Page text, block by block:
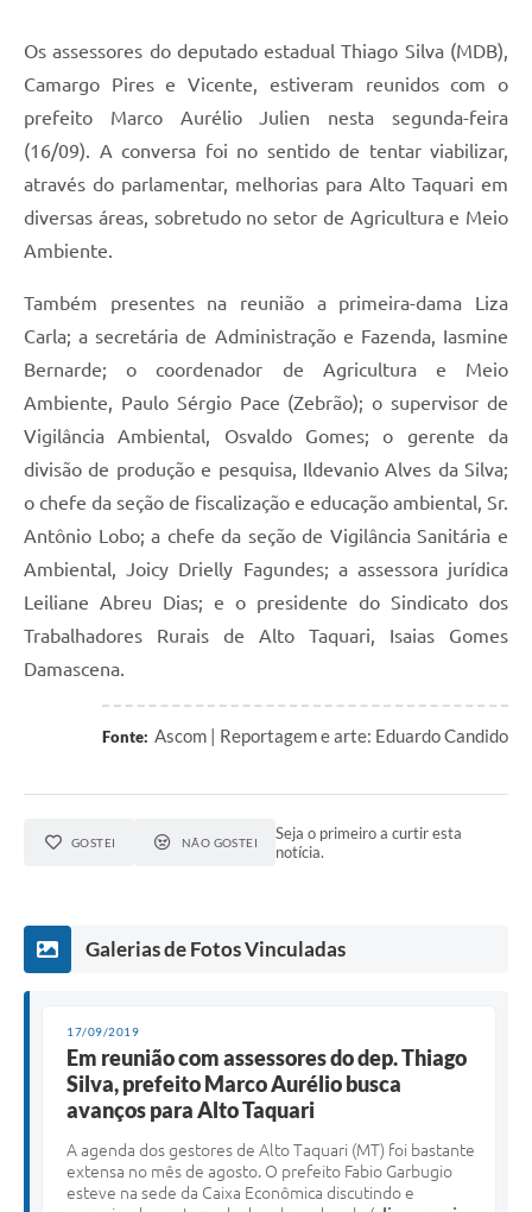
Os assessores do deputado estadual Thiago Silva (MDB),
Camargo Pires e Vicente, estiveram reunidos com o
prefeito Marco Aurélio Julien nesta segunda-feira
(16/09). A conversa foi no sentido de tentar viabilizar,
através do parlamentar, melhorias para Alto Taquari em
diversas áreas, sobretudo no setor de Agricultura e Meio
Ambiente.
Também presentes na reunião a primeira-dama Liza
Carla; a secretária de Administração e Fazenda, Iasmine
Bernarde; o coordenador de Agricultura e Meio
Ambiente, Paulo Sérgio Pace (Zebrão); o supervisor de
Vigilância Ambiental, Osvaldo Gomes; o gerente da
divisão de produção e pesquisa, Ildevanio Alves da Silva;
o chefe da seção de fiscalização e educação ambiental, Sr.
Antônio Lobo; a chefe da seção de Vigilância Sanitária e
Ambiental, Joicy Drielly Fagundes; a assessora jurídica
Leiliane Abreu Dias; e o presidente do Sindicato dos
Trabalhadores Rurais de Alto Taquari, Isaias Gomes
Damascena.
Fonte: Ascom | Reportagem e arte: Eduardo Candido
GOSTEI NÃO GOSTEI
Seja o primeiro a curtir esta
notícia.
Galerias de Fotos Vinculadas
17/09/2019
Em reunião com assessores do dep. Thiago
Silva, prefeito Marco Aurélio busca
avanços para Alto Taquari
A agenda dos gestores de Alto Taquari (MT) foi bastante
extensa no mês de agosto. O prefeito Fabio Garbugio
esteve na sede da Caixa Econômica discutindo e